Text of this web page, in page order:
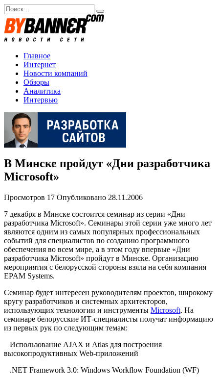
Перейти
к
содержанию
Search
for:
Главное
Интернет
Новости компаний
Обзоры
Аналитика
Интервью
В Минске пройдут «Дни разработчика
Microsoft»
Просмотров 17 Опубликовано 28.11.2006
7 декабря в Минске состоится семинар из серии «Дни
разработчика Microsoft». Семинары этой серии уже много лет
являются одним из самых популярных профессиональных
событий для специалистов по созданию программного
обеспечения во всем мире, а в этом году впервые «Дни
разработчика Microsoft» пройдут в Минске. Организацию
мероприятия с белорусской стороны взяла на себя компания
EPAM Systems.
Семинар будет интересен руководителям проектов, широкому
кругу разработчиков и системных архитекторов,
использующих технологии и инструменты Microsoft. На
семинаре белорусские ИТ-специалисты получат информацию
из первых рук по следующим темам:
Использование AJAX и Atlas для построения
высокопродуктивных Web-приложений
.NET Framework 3.0: Windows Workflow Foundation (WF)